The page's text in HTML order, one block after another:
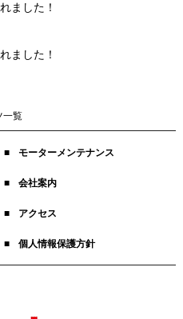
ました！
ました！
一覧
モーターメンテナンス
会社案内
アクセス
個人情報保護方針